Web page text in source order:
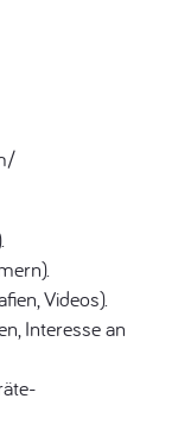
Videos).
Interesse an